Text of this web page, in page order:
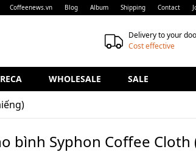
Coffeenews.vn Blog Album Shipping Contact
Delivery to your
Cost effective
WHOLESALE SALE
bình Syphon Coffee Cloth